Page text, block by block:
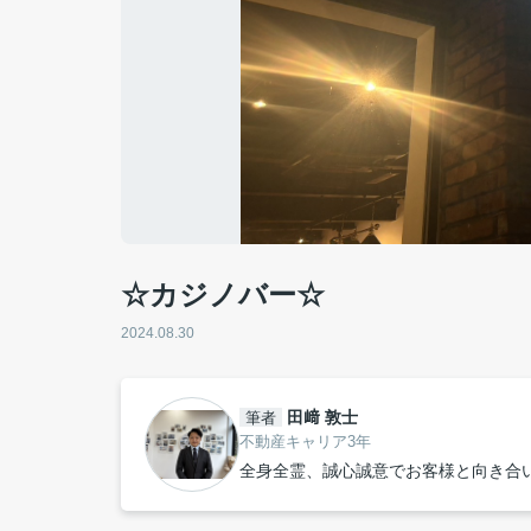
☆カジノバー☆
2024.08.30
筆者 田﨑 敦士
不動産キャリア3年
全身全霊、誠心誠意でお客様と向き合